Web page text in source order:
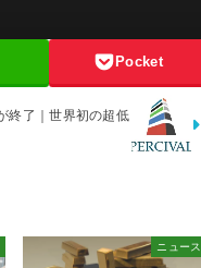
Pocket
終了｜世界初の超低
ニュース